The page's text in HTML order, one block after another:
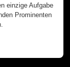
einzige Aufgabe
Prominenten